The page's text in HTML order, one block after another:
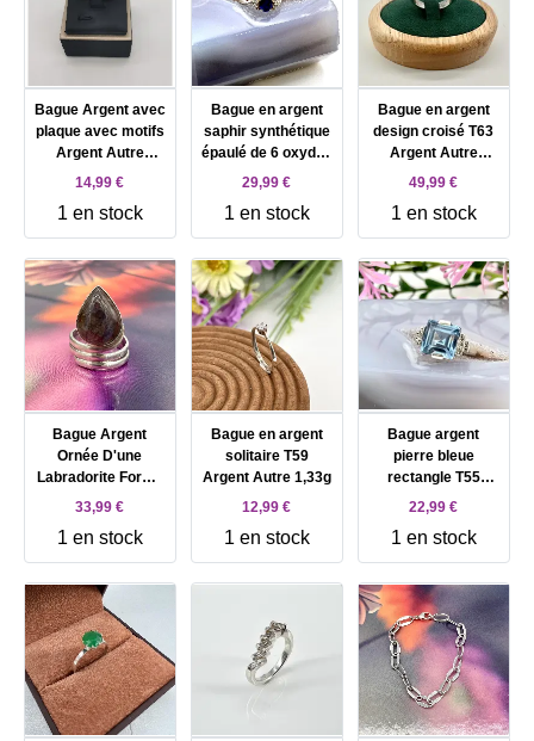
Bague Argent avec
plaque avec motifs
Argent Autre
13,26g
14,99 €
1 en stock
Bague en argent
saphir synthétique
épaulé de 6 oxydes
Argent Autre 2,19g
29,99 €
1 en stock
Bague en argent
design croisé T63
Argent Autre
15,24g
49,99 €
1 en stock
Bague Argent
Ornée D'une
Labradorite Forme
Goutte D'eau
33,99 €
1 en stock
Bague en argent
solitaire T59
Argent Autre 1,33g
12,99 €
1 en stock
Bague argent
pierre bleue
rectangle T55
Argent Autre 6,35g
22,99 €
1 en stock